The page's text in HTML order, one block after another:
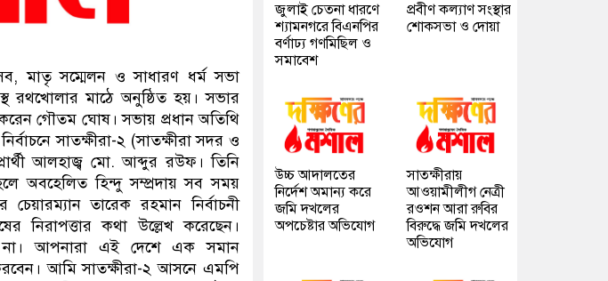
মাতৃ সম্মেলন ও সাধারণ ধর্ম সভা
রথখোলার মাঠে অনুষ্ঠিত হয়। সভার
গৌতম ঘোষ। সভায় প্রধান অতিথি
সাতক্ষীরা-২ (সাতক্ষীরা সদর ও
আলহাজ্ব মো. আব্দুর রউফ। তিনি
অবহেলিত হিন্দু সম্প্রদায় সব সময়
তারেক রহমান নির্বাচনী
নিরাপত্তার কথা উল্লেখ করেছেন।
না। আপনারা এই দেশে এক সমান
আমি সাতক্ষীরা-২ আসনে এমপি
জুলাই চেতনা ধারণে
শ্যামনগরে বিএনপির
বর্ণাঢ্য গণমিছিল ও
সমাবেশ
প্রবীণ কল্যাণ সংস্থার
শোকসভা ও দোয়া
উচ্চ আদালতের
নির্দেশ অমান্য করে
জমি দখলের
অপচেষ্টার অভিযোগ
সাতক্ষীরায়
আওয়ামীলীগ নেত্রী
রওশন আরা রুবির
বিরুদ্ধে জমি দখলের
অভিযোগ